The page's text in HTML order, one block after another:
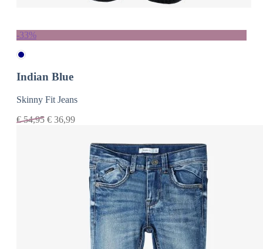
-33%
Indian Blue
Skinny Fit Jeans
€54,95 € 36,99